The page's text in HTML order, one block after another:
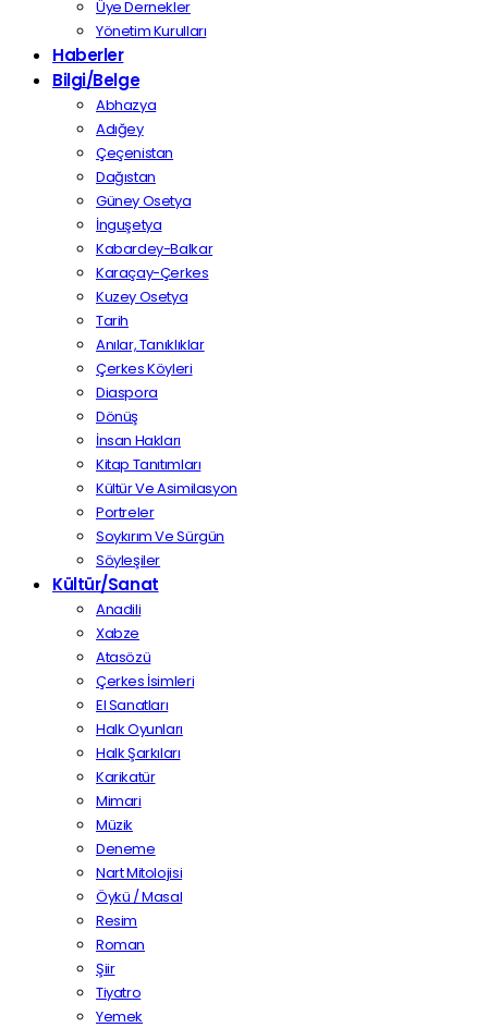
Üye Dernekler
Yönetim Kurulları
Haberler
Bilgi/Belge
Abhazya
Adığey
Çeçenistan
Dağıstan
Güney Osetya
İnguşetya
Kabardey-Balkar
Karaçay-Çerkes
Kuzey Osetya
Tarih
Anılar, Tanıklıklar
Çerkes Köyleri
Diaspora
Dönüş
İnsan Hakları
Kitap Tanıtımları
Kültür Ve Asimilasyon
Portreler
Soykırım Ve Sürgün
Söyleşiler
Kültür/Sanat
Anadili
Xabze
Atasözü
Çerkes İsimleri
El Sanatları
Halk Oyunları
Halk Şarkıları
Karikatür
Mimari
Müzik
Deneme
Nart Mitolojisi
Öykü / Masal
Resim
Roman
Şiir
Tiyatro
Yemek